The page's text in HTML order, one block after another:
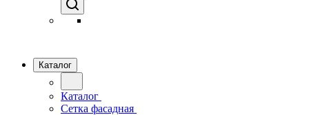
Каталог
Каталог
Сетка фасадная